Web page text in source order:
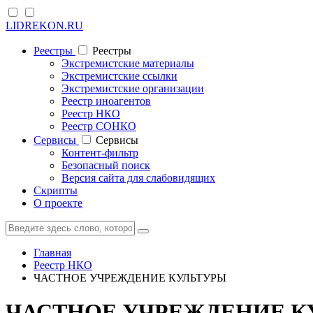
LIDREKON.RU
Реестры
Реестры
Экстремистские материалы
Экстремистские ссылки
Экстремистские организации
Реестр иноагентов
Реестр НКО
Реестр СОНКО
Cервисы
Cервисы
Контент-фильтр
Безопасный поиск
Версия сайта для слабовидящих
Скрипты
О проекте
Главная
Реестр НКО
ЧАСТНОЕ УЧРЕЖДЕНИЕ КУЛЬТУРЫ